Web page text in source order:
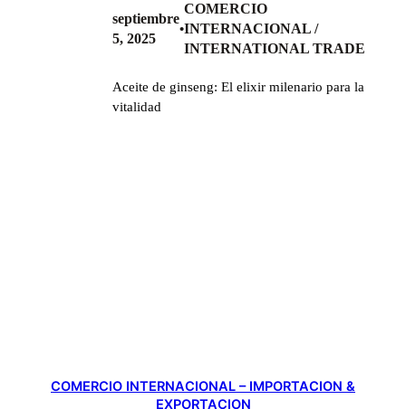
septiembre
5, 2025
•
COMERCIO
INTERNACIONAL /
INTERNATIONAL TRADE
Aceite de ginseng: El elixir milenario para la
vitalidad
COMERCIO INTERNACIONAL – IMPORTACION &
EXPORTACION